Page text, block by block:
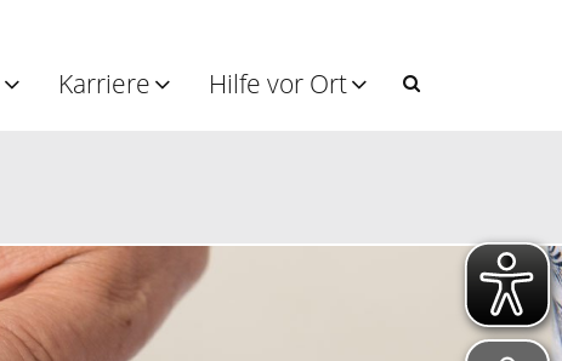
Karriere Hilfe vor Ort